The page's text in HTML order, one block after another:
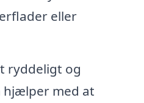
eller
ryddeligt og
med at